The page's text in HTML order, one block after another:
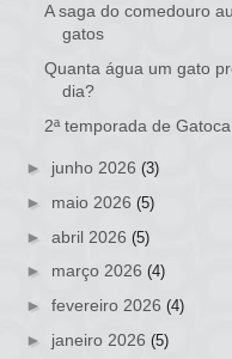
A saga do comedouro
gatos
Quanta água um gato
dia?
2ª temporada de
► junho 2026 (3)
► maio 2026 (5)
► abril 2026 (5)
► março 2026 (4)
► fevereiro 2026 (4)
► janeiro 2026 (5)